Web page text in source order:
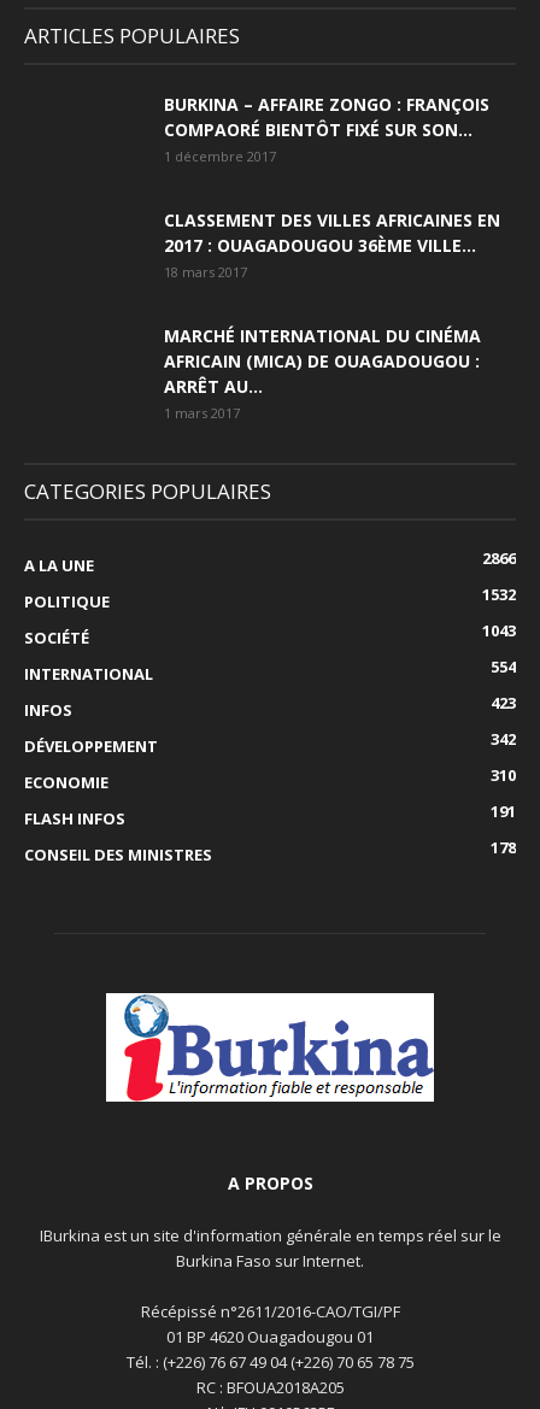
ARTICLES POPULAIRES
BURKINA – AFFAIRE ZONGO : FRANÇOIS
COMPAORÉ BIENTÔT FIXÉ SUR SON...
1 décembre 2017
CLASSEMENT DES VILLES AFRICAINES EN
2017 : OUAGADOUGOU 36ÈME VILLE...
18 mars 2017
MARCHÉ INTERNATIONAL DU CINÉMA
AFRICAIN (MICA) DE OUAGADOUGOU :
ARRÊT AU...
1 mars 2017
CATEGORIES POPULAIRES
A LA UNE
2866
POLITIQUE
1532
SOCIÉTÉ
1043
INTERNATIONAL
554
INFOS
423
DÉVELOPPEMENT
342
ECONOMIE
310
FLASH INFOS
191
CONSEIL DES MINISTRES
178
A PROPOS
IBurkina est un site d'information générale en temps réel sur le
Burkina Faso sur Internet.
Récépissé n°2611/2016-CAO/TGI/PF
01 BP 4620 Ouagadougou 01
Tél. : (+226) 76 67 49 04 (+226) 70 65 78 75
RC : BFOUA2018A205